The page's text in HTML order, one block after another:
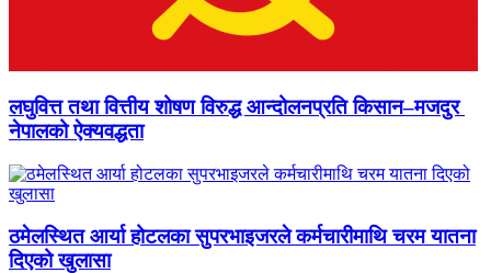
लघुवित्त तथा वित्तीय शोषण विरुद्ध आन्दोलनप्रति किसान–मजदुर
नेपालको ऐक्यवद्धता
ठमेलस्थित आर्या होटलका सुपरभाइजरले कर्मचारीमाथि चरम यातना
दिएको खुलासा